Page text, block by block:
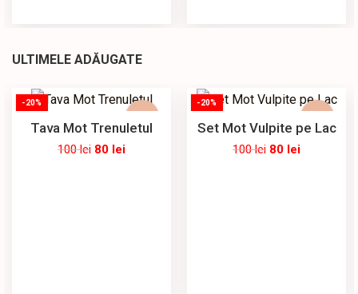
ULTIMELE ADĂUGATE
-20%
Tava Mot Trenuletul
100lei 80 lei
-20%
Set Mot Vulpite pe Lac
100lei 80 lei